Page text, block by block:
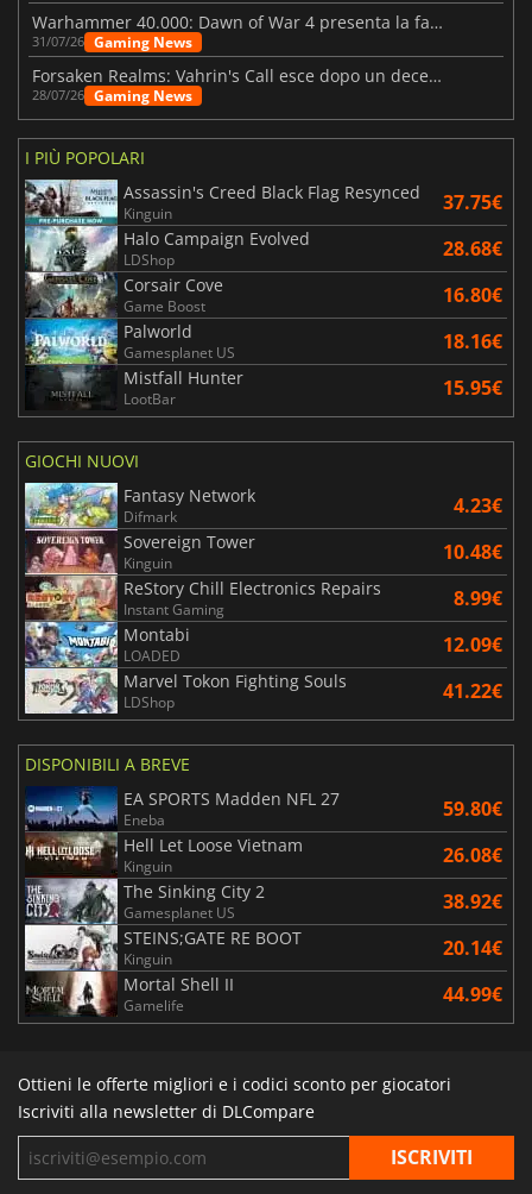
Warhammer 40.000: Dawn of War 4 presenta la fazione dei Necron
31/07/26 Gaming News
Forsaken Realms: Vahrin's Call esce dopo un decennio di sviluppo
28/07/26 Gaming News
I PIÙ POPOLARI
Assassin's Creed Black Flag Resynced
Kinguin 37.75€
Halo Campaign Evolved
LDShop 28.68€
Corsair Cove
Game Boost 16.80€
Palworld
Gamesplanet US 18.16€
Mistfall Hunter
LootBar 15.95€
GIOCHI NUOVI
Fantasy Network
Difmark 4.23€
Sovereign Tower
Kinguin 10.48€
ReStory Chill Electronics Repairs
Instant Gaming 8.99€
Montabi
LOADED 12.09€
Marvel Tokon Fighting Souls
LDShop 41.22€
DISPONIBILI A BREVE
EA SPORTS Madden NFL 27
Eneba 59.80€
Hell Let Loose Vietnam
Kinguin 26.08€
The Sinking City 2
Gamesplanet US 38.92€
STEINS;GATE RE BOOT
Kinguin 20.14€
Mortal Shell II
Gamelife 44.99€
Ottieni le offerte migliori e i codici sconto per giocatori
Iscriviti alla newsletter di DLCompare